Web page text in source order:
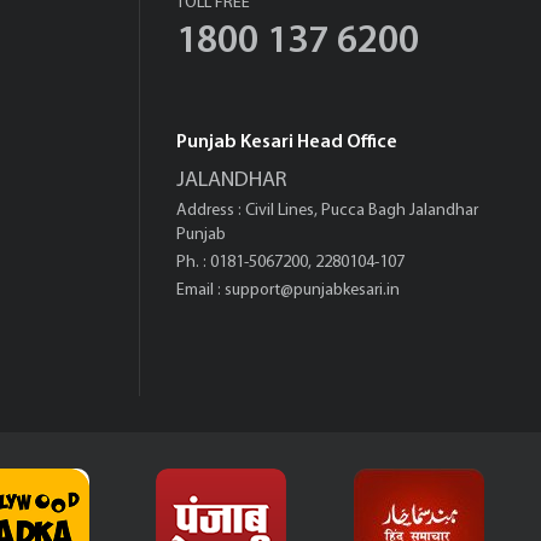
1800 137 6200
Punjab Kesari Head Office
JALANDHAR
Address : Civil Lines, Pucca Bagh Jalandhar
Punjab
Ph. : 0181-5067200, 2280104-107
Email : support@punjabkesari.in